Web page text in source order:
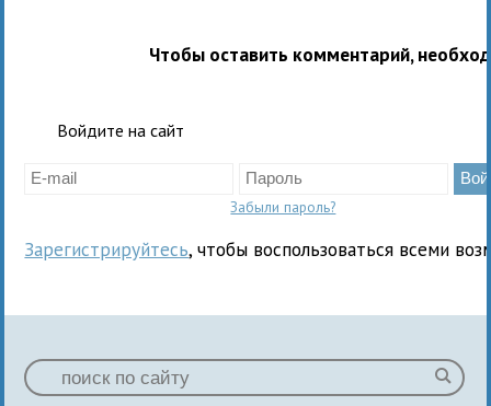
Чтобы оставить комментарий,
Войдите на сайт
Забыли пароль?
Зарегистрируйтесь, чтобы воспользоваться всеми